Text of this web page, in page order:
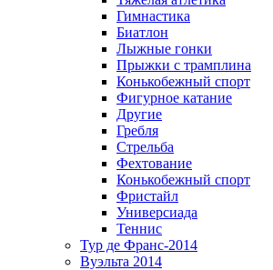
Гимнастика
Биатлон
Лыжные гонки
Прыжки с трамплина
Конькобежный спорт
Фигурное катание
Другие
Гребля
Стрельба
Фехтование
Конькобежный спорт
Фристайл
Универсиада
Теннис
Тур де Франс-2014
Вуэльта 2014